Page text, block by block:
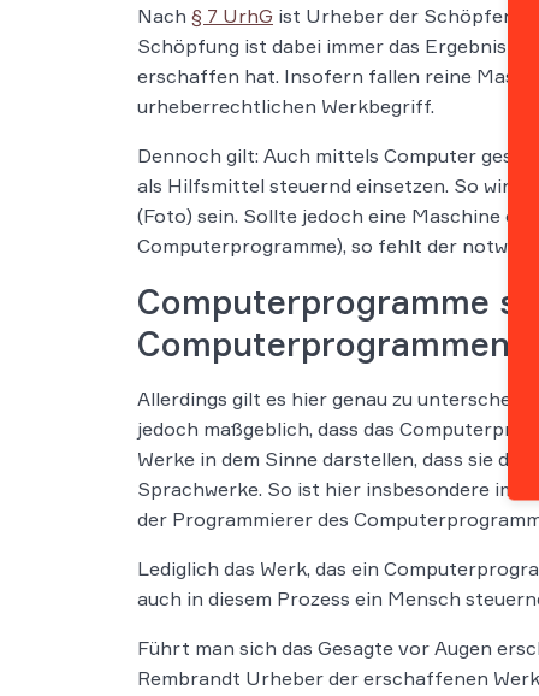
Nach § 7 UrhG ist Urheber der Schöpfer
Schöpfung ist dabei immer das Ergebnis
erschaffen hat. Insofern fallen reine
urheberrechtlichen Werkbegriff.
Dennoch gilt: Auch mittels Computer
als Hilfsmittel steuernd einsetzen. So wird
(Foto) sein. Sollte jedoch eine Maschine
Computerprogramme), so fehlt der
Computerprogramme
Computerprogrammen
Allerdings gilt es hier genau zu
jedoch maßgeblich, dass das
Werke in dem Sinne darstellen, dass sie
Sprachwerke. So ist hier insbesondere
der Programmierer des
Lediglich das Werk, das ein
auch in diesem Prozess ein Mensch
Führt man sich das Gesagte vor Augen
Rembrandt Urheber der erschaffenen